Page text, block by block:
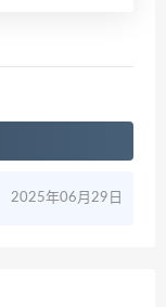
2025年06月29日